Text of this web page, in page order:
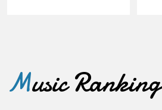
Music Ranking